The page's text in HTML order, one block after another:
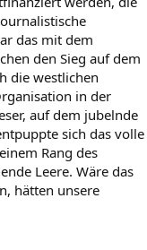
das mit dem
den Sieg auf dem
die westlichen
in der
auf dem jubelnde
sich das volle
Rang des
Leere. Wäre das
hätten unsere